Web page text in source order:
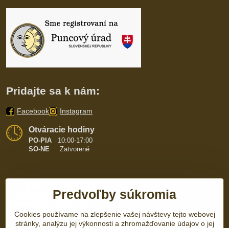
Pridajte sa k nám:
Facebook Instagram
Otváracie hodiny
PO-PIA
10:00-17:00
SO-NE Zatvorené
Predvoľby súkromia
Cookies používame na zlepšenie vašej návštevy tejto webovej
stránky, analýzu jej výkonnosti a zhromažďovanie údajov o jej